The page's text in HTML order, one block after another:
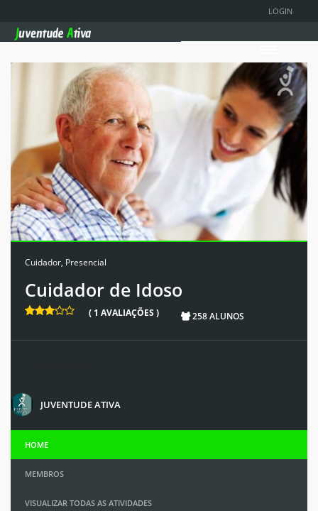
LOGIN
Cuidador, Presencial
Cuidador de Idoso
( 1 AVALIAÇÕES ) 258 ALUNOS
JUVENTUDE ATIVA
HOME
MEMBROS
VISUALIZAR TODAS AS ATIVIDADES